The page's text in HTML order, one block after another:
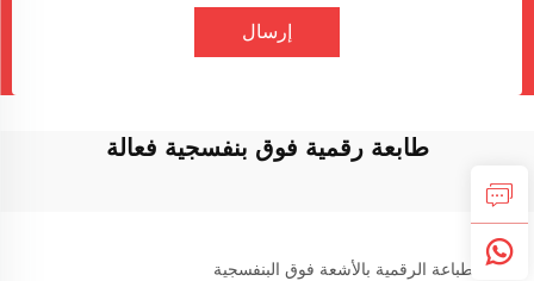
إرسال
طابعة رقمية فوق بنفسجية فعالة
الطباعة الرقمية بالأشعة فوق البنفسجية